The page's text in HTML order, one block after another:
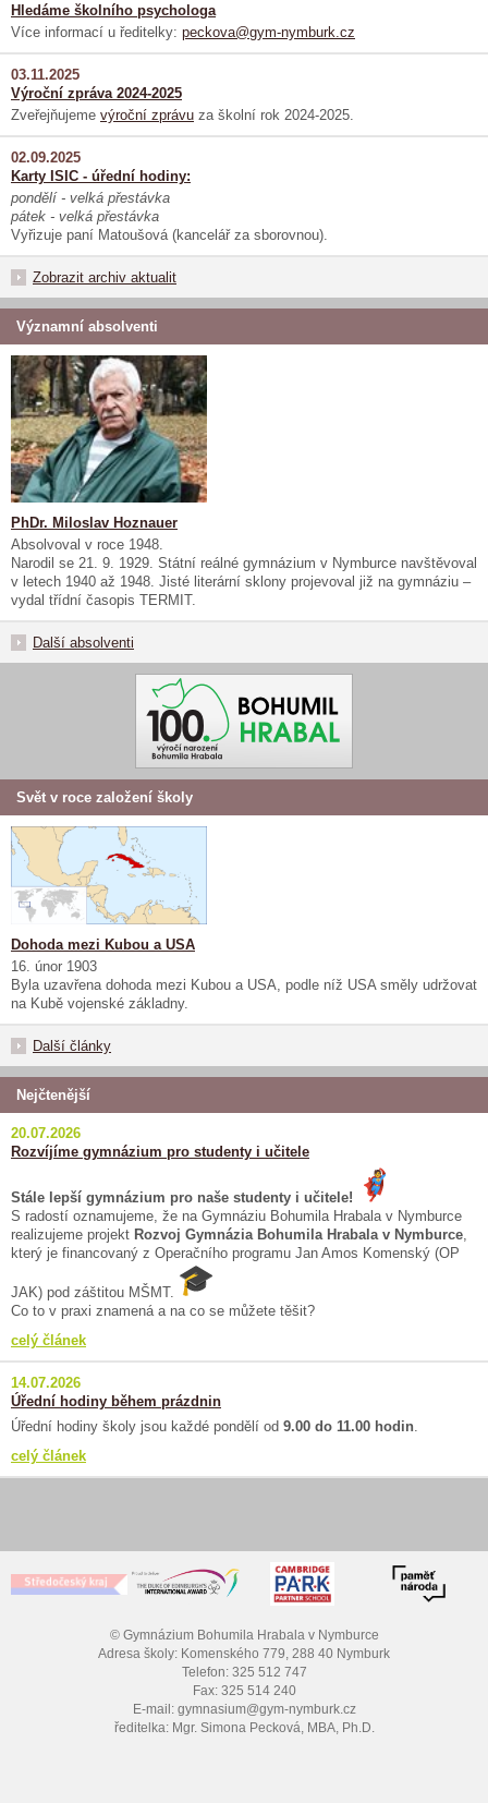
Hledáme školního psychologa
Více informací u ředitelky: peckova@gym-nymburk.cz
03.11.2025
Výroční zpráva 2024-2025
Zveřejňujeme výroční zprávu za školní rok 2024-2025.
02.09.2025
Karty ISIC - úřední hodiny:
pondělí - velká přestávka
pátek - velká přestávka
Vyřizuje paní Matoušová (kancelář za sborovnou).
Zobrazit archiv aktualit
Významní absolventi
PhDr. Miloslav Hoznauer
Absolvoval v roce 1948.
Narodil se 21. 9. 1929. Státní reálné gymnázium v Nymburce navštěvoval
v letech 1940 až 1948. Jisté literární sklony projevoval již na gymnáziu –
vydal třídní časopis TERMIT.
Další absolventi
Svět v roce založení školy
Dohoda mezi Kubou a USA
16. únor 1903
Byla uzavřena dohoda mezi Kubou a USA, podle níž USA směly udržovat
na Kubě vojenské základny.
Další články
Nejčtenější
20.07.2026
Rozvíjíme gymnázium pro studenty i učitele
Stále lepší gymnázium pro naše studenty i učitele!
S radostí oznamujeme, že na Gymnáziu Bohumila Hrabala v Nymburce
realizujeme projekt Rozvoj Gymnázia Bohumila Hrabala v Nymburce,
který je financovaný z Operačního programu Jan Amos Komenský (OP
JAK) pod záštitou MŠMT.
Co to v praxi znamená a na co se můžete těšit?
celý článek
14.07.2026
Úřední hodiny během prázdnin
Úřední hodiny školy jsou každé pondělí od 9.00 do 11.00 hodin.
celý článek
© Gymnázium Bohumila Hrabala v Nymburce
Adresa školy: Komenského 779, 288 40 Nymburk
Telefon: 325 512 747
Fax: 325 514 240
E-mail: gymnasium@gym-nymburk.cz
ředitelka: Mgr. Simona Pecková, MBA, Ph.D.